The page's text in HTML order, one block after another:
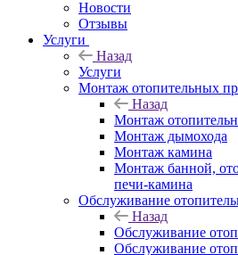
Новости
Отзывы
Услуги
Назад
Услуги
Монтаж отопительных
Назад
Монтаж
Монтаж дымохода
Монтаж камина
Монтаж банной,
печи-камина
Обслуживание
Назад
Обслуживание
Обслуживание